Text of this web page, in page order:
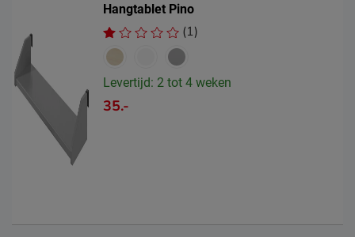
Hangtablet Pino
(1)
Levertijd: 2 tot 4 weken
35.-